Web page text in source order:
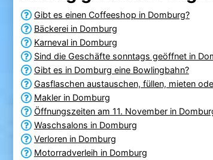
Gibt es einen Coffeeshop in Domburg?
Bäckerei in Domburg
Karneval in Domburg
Sind die Geschäfte sonntags geöffnet in
Gibt es in Domburg eine Bowlingbahn?
Gasflaschen austauschen, füllen, mieten
Makler in Domburg
Öffnungszeiten am 11. November in
Waschsalons in Domburg
Verloren in Domburg
Motorradverleih in Domburg